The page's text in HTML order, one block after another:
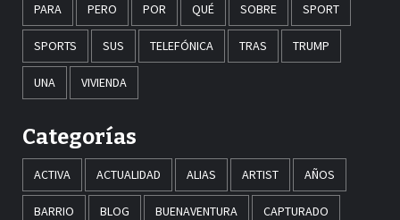
PARA PERO POR QUÉ SOBRE SPORT
SPORTS SUS TELEFÓNICA TRAS TRUMP
UNA VIVIENDA
Categorías
ACTIVA ACTUALIDAD ALIAS ARTIST AÑOS
BARRIO BLOG BUENAVENTURA CAPTURADO